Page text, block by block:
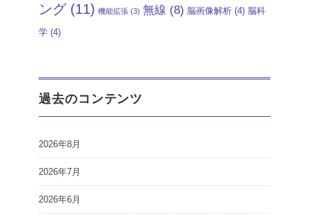
ング(11) 機能拡張 (3) 無線 (8) 脳画像解析 (4) 脳科
学 (4)
過去のコンテンツ
2026年8月
2026年7月
2026年6月